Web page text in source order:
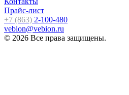
Прайс-лист
+7 (863) 2-100-480
vebion@vebion.ru
© 2026 Все права защищены.